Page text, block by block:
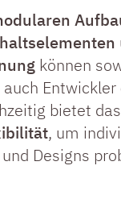
können
Entwickler
bietet
, um
Designs